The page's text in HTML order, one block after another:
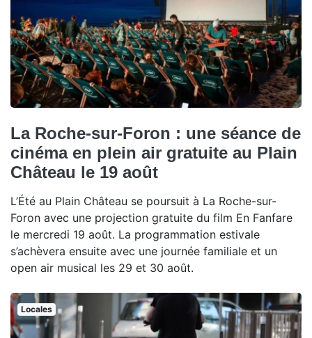
La Roche-sur-Foron : une séance de
cinéma en plein air gratuite au Plain
Château le 19 août
L’Été au Plain Château se poursuit à La Roche-sur-
Foron avec une projection gratuite du film En Fanfare
le mercredi 19 août. La programmation estivale
s’achèvera ensuite avec une journée familiale et un
open air musical les 29 et 30 août.
Locales